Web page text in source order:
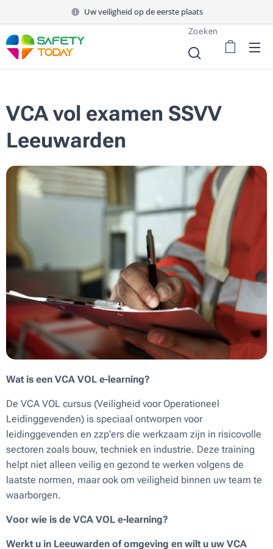
Uw veiligheid op de eerste plaats
Zoeken
VCA vol examen SSVV
Leeuwarden
Wat is een VCA VOL e-learning?
De VCA VOL cursus (Veiligheid voor Operationeel
Leidinggevenden) is speciaal ontworpen voor
leidinggevenden en zzp'ers die werkzaam zijn in risicovolle
sectoren zoals bouw, techniek en industrie. Deze training
helpt niet alleen veilig en gezond te werken volgens de
laatste normen, maar ook om veiligheid binnen uw team te
waarborgen.
Voor wie is de VCA VOL e-learning?
Werkt u in Leeuwarden of omgeving en wilt u uw VCA